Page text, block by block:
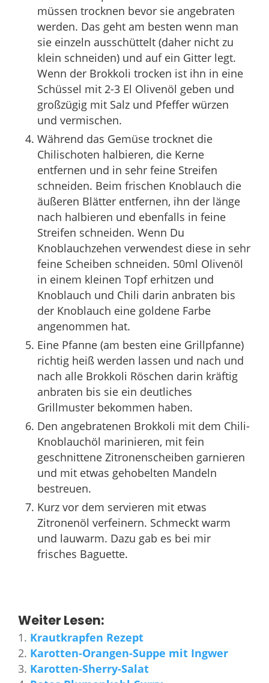
müssen trocknen bevor sie angebraten
werden. Das geht am besten wenn man
sie einzeln ausschüttelt (daher nicht zu
klein schneiden) und auf ein Gitter legt.
Wenn der Brokkoli trocken ist ihn in eine
Schüssel mit 2-3 El Olivenöl geben und
großzügig mit Salz und Pfeffer würzen
und vermischen.
Während das Gemüse trocknet die
Chilischoten halbieren, die Kerne
entfernen und in sehr feine Streifen
schneiden. Beim frischen Knoblauch die
äußeren Blätter entfernen, ihn der länge
nach halbieren und ebenfalls in feine
Streifen schneiden. Wenn Du
Knoblauchzehen verwendest diese in sehr
feine Scheiben schneiden. 50ml Olivenöl
in einem kleinen Topf erhitzen und
Knoblauch und Chili darin anbraten bis
der Knoblauch eine goldene Farbe
angenommen hat.
Eine Pfanne (am besten eine Grillpfanne)
richtig heiß werden lassen und nach und
nach alle Brokkoli Röschen darin kräftig
anbraten bis sie ein deutliches
Grillmuster bekommen haben.
Den angebratenen Brokkoli mit dem Chili-
Knoblauchöl marinieren, mit fein
geschnittene Zitronenscheiben garnieren
und mit etwas gehobelten Mandeln
bestreuen.
Kurz vor dem servieren mit etwas
Zitronenöl verfeinern. Schmeckt warm
und lauwarm. Dazu gab es bei mir
frisches Baguette.
Weiter Lesen:
Krautkrapfen Rezept
Karotten-Orangen-Suppe mit Ingwer
Karotten-Sherry-Salat